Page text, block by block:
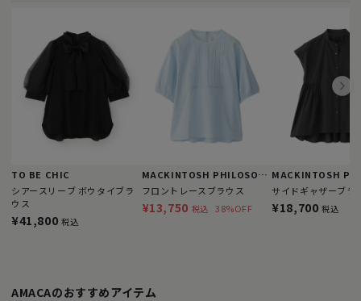
TO BE CHIC
シアースリーブ ボウタイブラ
ウス
¥41,800 税込
MACKINTOSH PHILOSOPHY
フロントレースブラウス
¥13,750 税込 38%OFF
サイドギャザーブラ
¥18,700 税込
AMACAのおすすめアイテム